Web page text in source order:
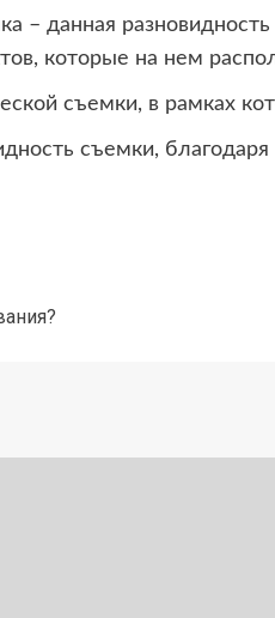
– данная
которые на нем
съемки, в рамках
съемки,